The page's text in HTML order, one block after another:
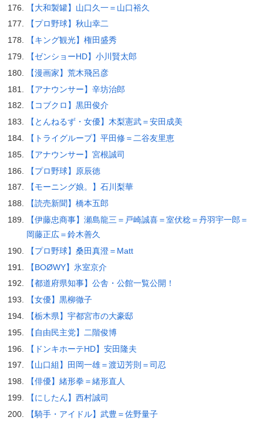
【大和製罐】山口久一＝山口裕久
【プロ野球】秋山幸二
【キング観光】権田盛秀
【ゼンショーHD】小川賢太郎
【漫画家】荒木飛呂彦
【アナウンサー】辛坊治郎
【コブクロ】黒田俊介
【とんねるず・女優】木梨憲武＝安田成美
【トライグループ】平田修＝二谷友里恵
【アナウンサー】宮根誠司
【プロ野球】原辰徳
【モーニング娘。】石川梨華
【読売新聞】橋本五郎
【伊藤忠商事】瀬島龍三＝戸崎誠喜＝室伏稔＝丹羽宇一郎＝
岡藤正広＝鈴木善久
【プロ野球】桑田真澄＝Matt
【BOØWY】氷室京介
【都道府県知事】公舎・公館一覧公開！
【女優】黒柳徹子
【栃木県】宇都宮市の大豪邸
【自由民主党】二階俊博
【ドンキホーテHD】安田隆夫
【山口組】田岡一雄＝渡辺芳則＝司忍
【俳優】緒形拳＝緒形直人
【にしたん】西村誠司
【騎手・アイドル】武豊＝佐野量子